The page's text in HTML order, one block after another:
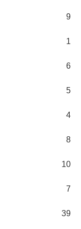
9
1
6
5
4
8
10
7
39